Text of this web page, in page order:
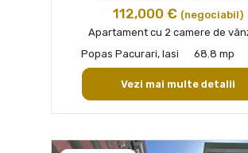
112,000 € (negociabil)
Apartament cu 2 camere de
Popas Pacurari, Iasi
68.8 mp
Vezi mai multe detalii